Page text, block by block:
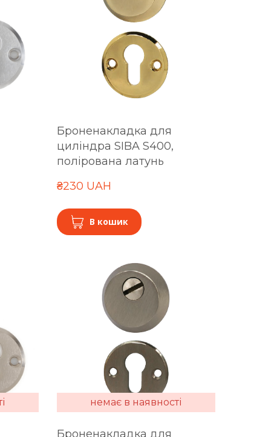
Броненакладка для
циліндра SIBA S400,
полірована латунь
₴230 UAH
В кошик
немає в наявності
Броненакладка для